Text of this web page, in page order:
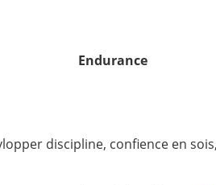
discipline, confience en